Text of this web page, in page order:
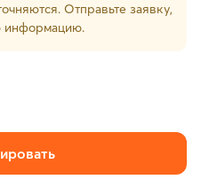
Отправьте заявку,
информацию.